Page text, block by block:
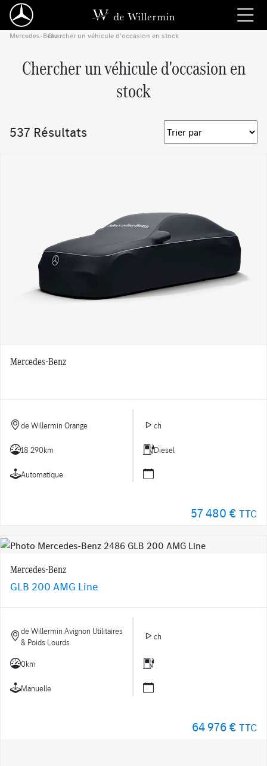
Mercedes-Benz
›
Chercher un véhicule d'occasion en stock
Chercher un véhicule d'occasion en
stock
537 Résultats
Mercedes-Benz
de Willermin Orange ch
18 290km Diesel
Automatique
57 480 € TTC
Mercedes-Benz
GLB 200 AMG Line
de Willermin Avignon Utilitaires
& Poids Lourds
ch
0km
Manuelle
64 976 € TTC